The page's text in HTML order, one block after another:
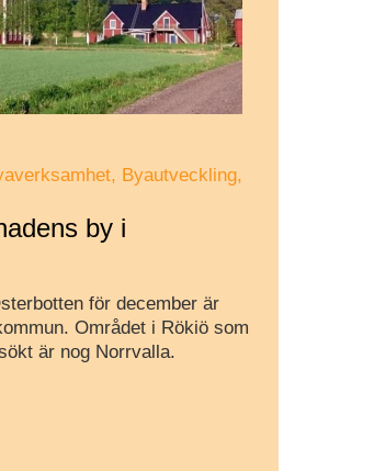
Byautveckling
by i
för december är
Området i Rökiö som
är nog Norrvalla.